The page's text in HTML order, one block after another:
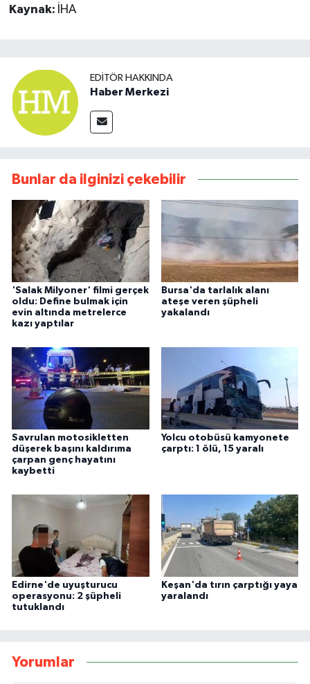
Kaynak: İHA
EDITÖR HAKKINDA
Haber Merkezi
Bunlar da ilginizi çekebilir
'Salak Milyoner' filmi gerçek
oldu: Define bulmak için
evin altında metrelerce
kazı yaptılar
Bursa'da tarlalık alanı
ateşe veren şüpheli
yakalandı
Savrulan motosikletten
düşerek başını kaldırıma
çarpan genç hayatını
kaybetti
Yolcu otobüsü kamyonete
çarptı: 1 ölü, 15 yaralı
Edirne'de uyuşturucu
operasyonu: 2 şüpheli
tutuklandı
Keşan'da tırın çarptığı yaya
yaralandı
Yorumlar